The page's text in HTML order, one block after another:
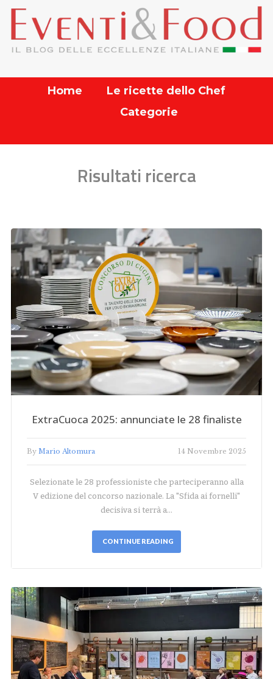
Home
Le ricette dello Chef
Categorie
Risultati ricerca
ExtraCuoca 2025: annunciate le 28 finaliste
By Mario Altomura 14 Novembre 2025
Selezionate le 28 professioniste che parteciperanno alla
V edizione del concorso nazionale. La "Sfida ai fornelli"
decisiva si terrà a…
CONTINUE READING